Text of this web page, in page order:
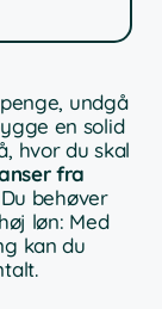
undgå
en solid
hvor du skal
fra
behøver
løn: Med
kan du